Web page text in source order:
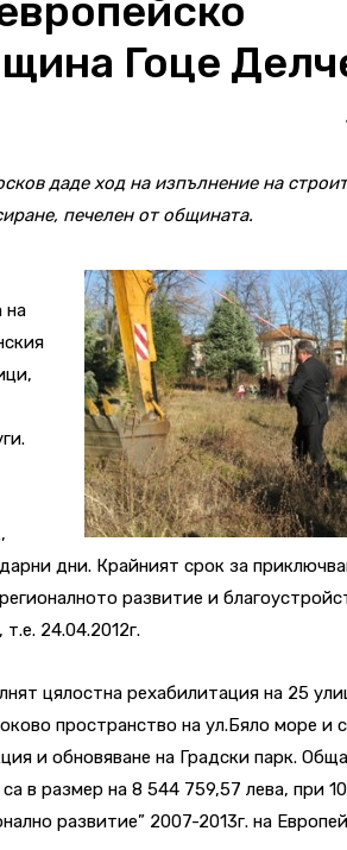
Гоце
даде ход на изпълнение на
печелен от общината.
на
дни. Крайният срок за
развитие и
24.04.2012г.
цялостна рехабилитация на 25
пространство на ул.Бяло море и
и обновяване на Градски парк.
в размер на 8 544 759,57 лева, при
развитие” 2007-2013г. на